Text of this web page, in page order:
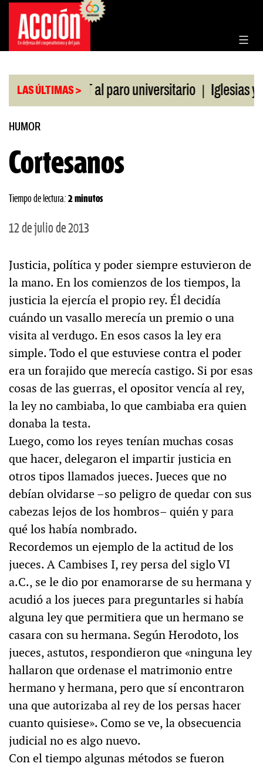
Saltar
contenido
LAS ÚLTIMAS >
de la CGT al paro universitario | Iglesias y
HUMOR
Cortesanos
Tiempo de lectura: 2 minutos
12 de julio de 2013
Justicia, política y poder siempre estuvieron de
la mano. En los comienzos de los tiempos, la
justicia la ejercía el propio rey. Él decidía
cuándo un vasallo merecía un premio o una
visita al verdugo. En esos casos la ley era
simple. Todo el que estuviese contra el poder
era un forajido que merecía castigo. Si por esas
cosas de las guerras, el opositor vencía al rey,
la ley no cambiaba, lo que cambiaba era quien
donaba la testa.
Luego, como los reyes tenían muchas cosas
que hacer, delegaron el impartir justicia en
otros tipos llamados jueces. Jueces que no
debían olvidarse –so peligro de quedar con sus
cabezas lejos de los hombros– quién y para
qué los había nombrado.
Recordemos un ejemplo de la actitud de los
jueces. A Cambises I, rey persa del siglo VI
a.C., se le dio por enamorarse de su hermana y
acudió a los jueces para preguntarles si había
alguna ley que permitiera que un hermano se
casara con su hermana. Según Herodoto, los
jueces, astutos, respondieron que «ninguna ley
hallaron que ordenase el matrimonio entre
hermano y hermana, pero que sí encontraron
una que autorizaba al rey de los persas hacer
cuanto quisiese». Como se ve, la obsecuencia
judicial no es algo nuevo.
Con el tiempo algunas métodos se fueron